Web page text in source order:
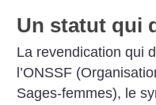
Un statut qui
La revendication qui
l’ONSSF
Sages-femmes), le